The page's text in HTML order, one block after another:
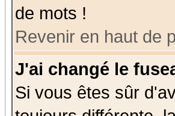
de mots !
Revenir en haut de
J'ai changé le
Si vous êtes sûr